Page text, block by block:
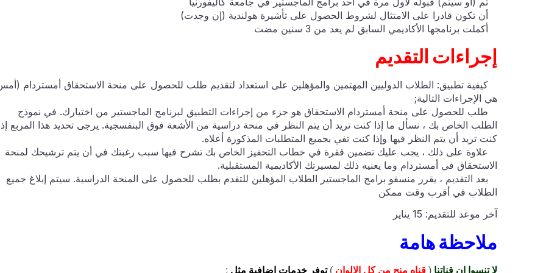
أن تكون قادرا على الامتثال لشروط الحصول على تأشيرة هولندية (إن وجدت)
أكملت برنامجها الأكاديمي السابق لم يعد من 3 سنين مضت
إجراءات التقديم
كيفية تطبيق: الطلاب الدوليين المهتمين والمؤهلين على استعداد لتقديم طلب للحصول على منحة الاستحقاق أمستردام
هي الإجراءات التالية;
طلب للحصول على منحة أمستردام الاستحقاق هو جزء من إجراءات التطبيق لبرنامج الماجستير من اختيارك. في نموذج
الطلب الخاص بك ، نسأل ما إذا كنت تريد أن يتم النظر في منحة دراسية من الأشعة فوق البنفسجية. يرجى تحديد هذا المربع
كنت تريد أن يتم النظر فيها وإذا كنت تفي بجميع المتطلبات المذكورة أعلاه.
علاوة على ذلك ، يجب عليك تضمين فقرة في خطاب التحفيز الخاص بك تشرح فيها سبب رغبتك في أن يتم ترشيحك لمنحة
الاستحقاق في أمستردام وما يعنيه ذلك لمسيرتك الأكاديمية المستقبلية.
بعد التقديم ، يقرر منسقو برامج الماجستير الطلاب المؤهلين للتقدم بطلب للحصول على المنحة الدراسية. سيتم إبلاغ جميع
الطلاب في أقرب وقت ممكن
آخر موعد للتقديم: 15 يناير
ملاحظة هامة
لا تنسوا ان قناتنا ( قناه منح من كل الالوان )توفر خدمات اضافية مثل :